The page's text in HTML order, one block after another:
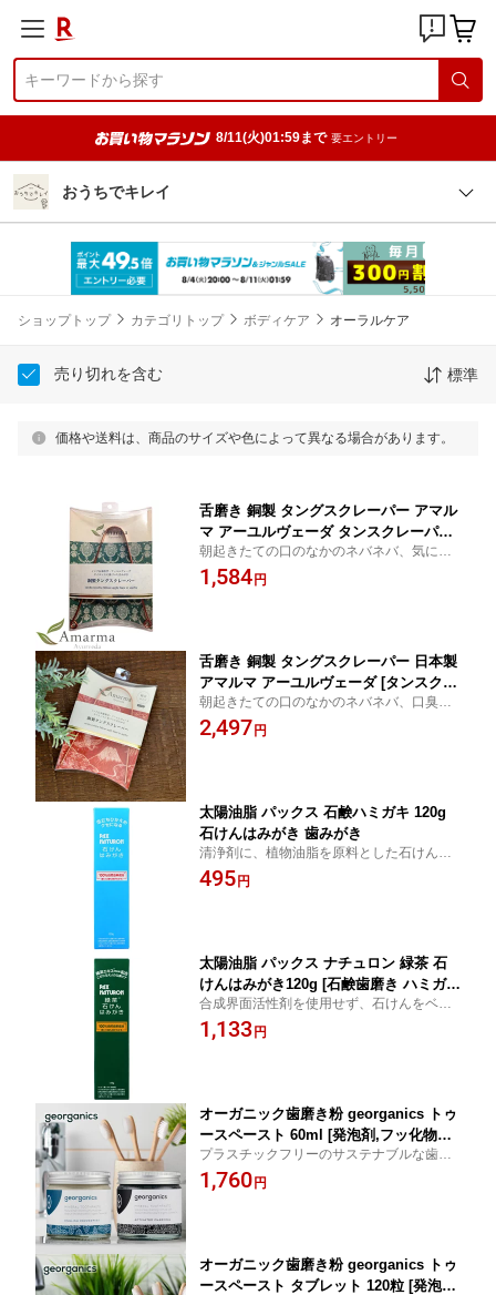
8/11(火)01:59まで 要エントリー
おうちでキレイ
ショップトップ カテゴリトップ ボディケア オーラルケア
売り切れを含む 標準
価格や送料は、商品のサイズや色によって異なる場合があります。
舌磨き 銅製 タングスクレーパー アマル
マ アーユルヴェーダ タンスクレーパー
デンタルケア 口臭予防 舌の清掃 舌ブラ
シ 舌磨き 舌クリーナー オーラルケア
朝起きたての口のなかのネバネバ、気にな
る舌苔をスッキリ取り除きます。 『メール
便対応』
1,584 円
舌磨き 銅製 タングスクレーパー 日本製
アマルマ アーユルヴェーダ [タンスクレ
ーパー 舌 クリーナー 口臭予防 舌の清
掃 舌ブラシ 舌磨き 舌クリーナー オー
朝起きたての口のなかのネバネバ、口臭の
原因となる舌苔をスッキリ取り除きます。
日本の職人さんの技術を駆使した一品で
2,497 円
太陽油脂 パックス 石鹸ハミガキ 120g
石けんはみがき 歯みがき
清浄剤に、植物油脂を原料とした石けんを
使用。
495 円
太陽油脂 パックス ナチュロン 緑茶 石
けんはみがき120g [石鹸歯磨き ハミガキ
歯みがき]
合成界面活性剤を使用せず、石けんをベー
スにしたハミガキです。
1,133 円
オーガニック歯磨き粉 georganics トゥ
ースペースト 60ml [発泡剤,フッ化物不
使用]
プラスチックフリーのサステナブルな歯磨
き用ペースト
1,760 円
オーガニック歯磨き粉 georganics トゥ
ースペースト タブレット 120粒 [発泡剤,